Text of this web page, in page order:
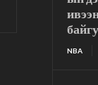
NBA